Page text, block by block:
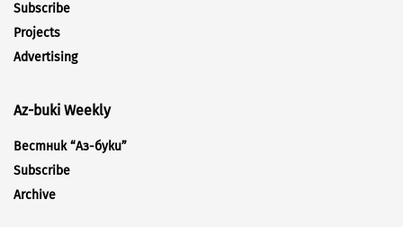
Subscribe
Projects
Advertising
Az-buki Weekly
Вестник “Аз-буки”
Subscribe
Archive